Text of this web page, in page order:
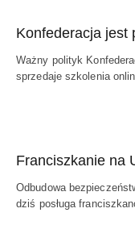
Konfederacja jest
Ważny polityk
sprzedaje szkolenia
Franciszkanie na
Odbudowa
dziś posługa